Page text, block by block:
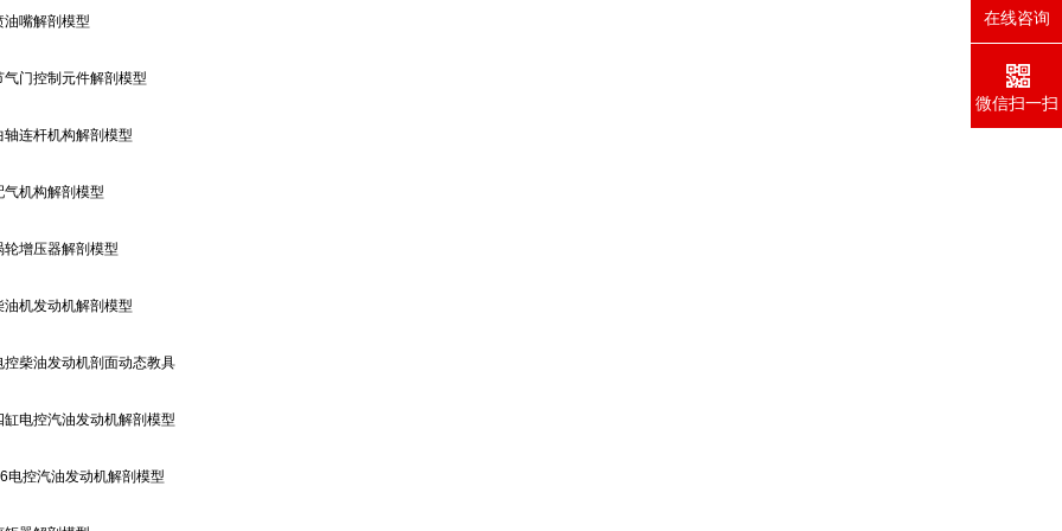
油嘴解剖模型
气门控制元件解剖模型
轴连杆机构解剖模型
气机构解剖模型
轮增压器解剖模型
油机发动机解剖模型
控柴油发动机剖面动态教具
缸电控汽油发动机解剖模型
电控汽油发动机解剖模型
在线咨询
微信扫一扫